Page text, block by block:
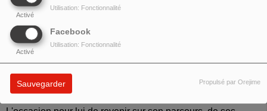
Activé
Utilisation: Fonctionnalité
Facebook
Activé
Utilisation: Fonctionnalité
Sauvegarder Propulsé par Orejime
School New Schoo